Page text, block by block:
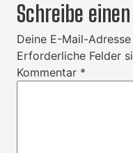
Schreibe
Deine E-Mail-
Erforderliche Felder
Kommentar *